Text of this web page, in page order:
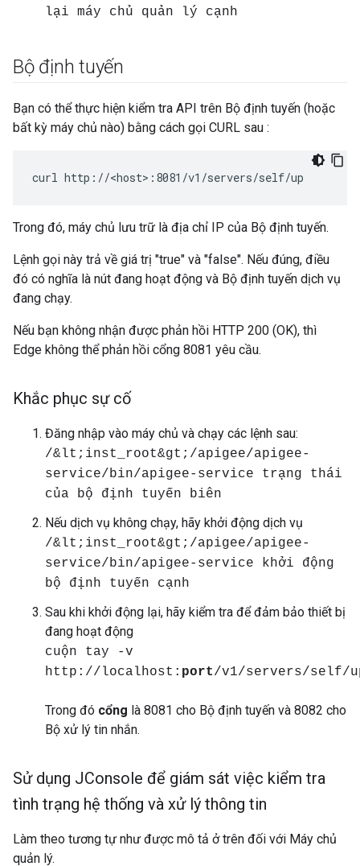
lại máy chủ quản lý cạnh
Bộ định tuyến
Bạn có thể thực hiện kiểm tra API trên Bộ định tuyến (hoặc
bất kỳ máy chủ nào) bằng cách gọi CURL sau :
curl http://<host>:8081/v1/servers/self/up
Trong đó, máy chủ lưu trữ là địa chỉ IP của Bộ định tuyến.
Lệnh gọi này trả về giá trị "true" và "false". Nếu đúng, điều
đó có nghĩa là nút đang hoạt động và Bộ định tuyến dịch vụ
đang chạy.
Nếu bạn không nhận được phản hồi HTTP 200 (OK), thì
Edge không thể phản hồi cổng 8081 yêu cầu.
Khắc phục sự cố
Đăng nhập vào máy chủ và chạy các lệnh sau:
/&lt;inst_root&gt;/apigee/apigee-
service/bin/apigee-service trạng thái
của bộ định tuyến biên
Nếu dịch vụ không chạy, hãy khởi động dịch vụ
/&lt;inst_root&gt;/apigee/apigee-
service/bin/apigee-service khởi động
bộ định tuyến cạnh
Sau khi khởi động lại, hãy kiểm tra để đảm bảo thiết bị
đang hoạt động
cuộn tay -v
http://localhost: port/v1/servers/self/
Trong đó cổng là 8081 cho Bộ định tuyến và 8082 cho
Bộ xử lý tin nhắn.
Sử dụng JConsole để giám sát việc kiểm tra
tình trạng hệ thống và xử lý thông tin
Làm theo tương tự như được mô tả ở trên đối với Máy chủ
quản lý.